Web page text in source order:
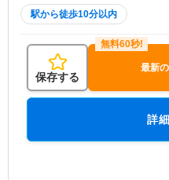
駅から徒歩10分以内
保存する
最新
詳